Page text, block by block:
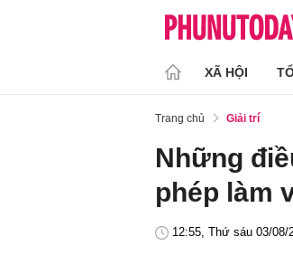
XÃ HỘI
Trang chủ Giải trí
Những
phép làm
12:55, Thứ sáu 03/08/